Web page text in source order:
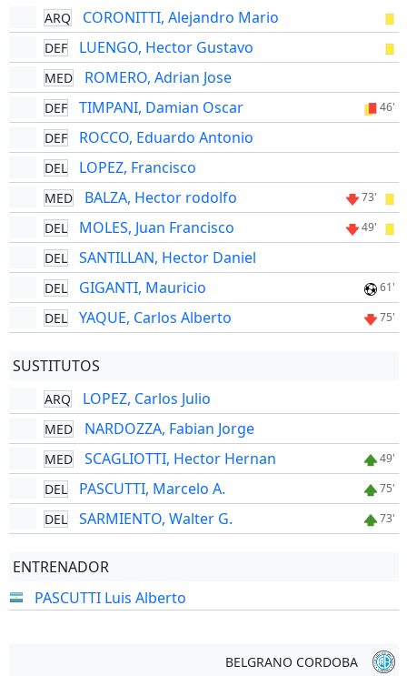
ARQ CORONITTI, Alejandro Mario
DEF LUENGO, Hector Gustavo
MED ROMERO, Adrian Jose
DEF TIMPANI, Damian Oscar 46'
DEF ROCCO, Eduardo Antonio
DEL LOPEZ, Francisco
MED BALZA, Hector rodolfo 73'
DEL MOLES, Juan Francisco 49'
DEL SANTILLAN, Hector Daniel
DEL GIGANTI, Mauricio 61'
DEL YAQUE, Carlos Alberto 75'
SUSTITUTOS
ARQ LOPEZ, Carlos Julio
MED NARDOZZA, Fabian Jorge
MED SCAGLIOTTI, Hector Hernan 49'
DEL PASCUTTI, Marcelo A. 75'
DEL SARMIENTO, Walter G. 73'
ENTRENADOR
PASCUTTI Luis Alberto
BELGRANO CORDOBA